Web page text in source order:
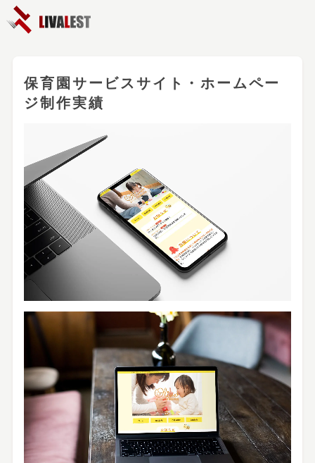
保育園サービスサイト・ホームペー
ジ制作実績